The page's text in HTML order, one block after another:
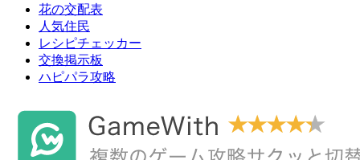
花の交配表
人気住民
レシピチェッカー
交換掲示板
ハピパラ攻略